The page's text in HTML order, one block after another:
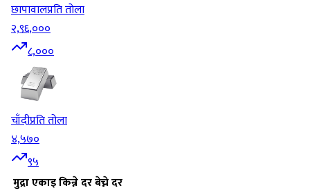
छापावालप्रति तोला
२,९६,०००
८,०००
चाँदीप्रति तोला
४,५७०
९५
मुद्राएकाइकिन्ने दरबेच्ने दर